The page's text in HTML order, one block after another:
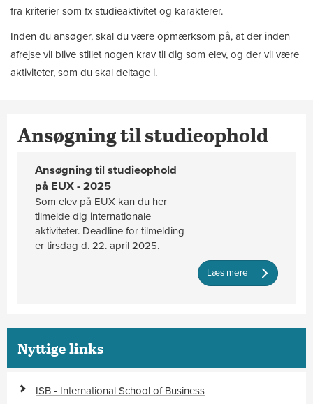
fra kriterier som fx studieaktivitet og karakterer.
Inden du ansøger, skal du være opmærksom på, at der inden
afrejse vil blive stillet nogen krav til dig som elev, og der vil være
aktiviteter, som du skal deltage i.
Ansøgning til studieophold
Ansøgning til studieophold
på EUX - 2025
Som elev på EUX kan du her
tilmelde dig internationale
aktiviteter. Deadline for tilmelding
er tirsdag d. 22. april 2025.
Læs mere
Nyttige links
ISB - International School of Business